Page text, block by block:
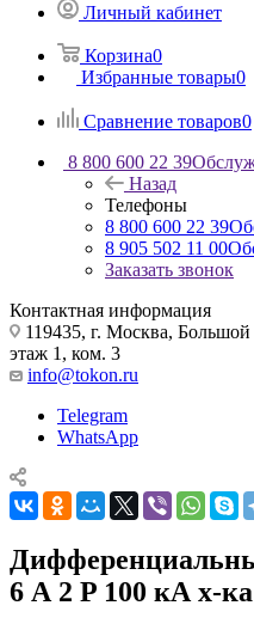
Личный кабинет
Корзина0
Избранные товары0
Сравнение товаров0
8 800 600 22 39
Назад
Телефоны
8 800 600 22 39
8 905 502 11 00
Заказать звонок
Контактная информация
119435, г. Москва,
этаж 1, ком. 3
info@tokon.ru
Telegram
WhatsApp
6 А 2 P 100 кА х-